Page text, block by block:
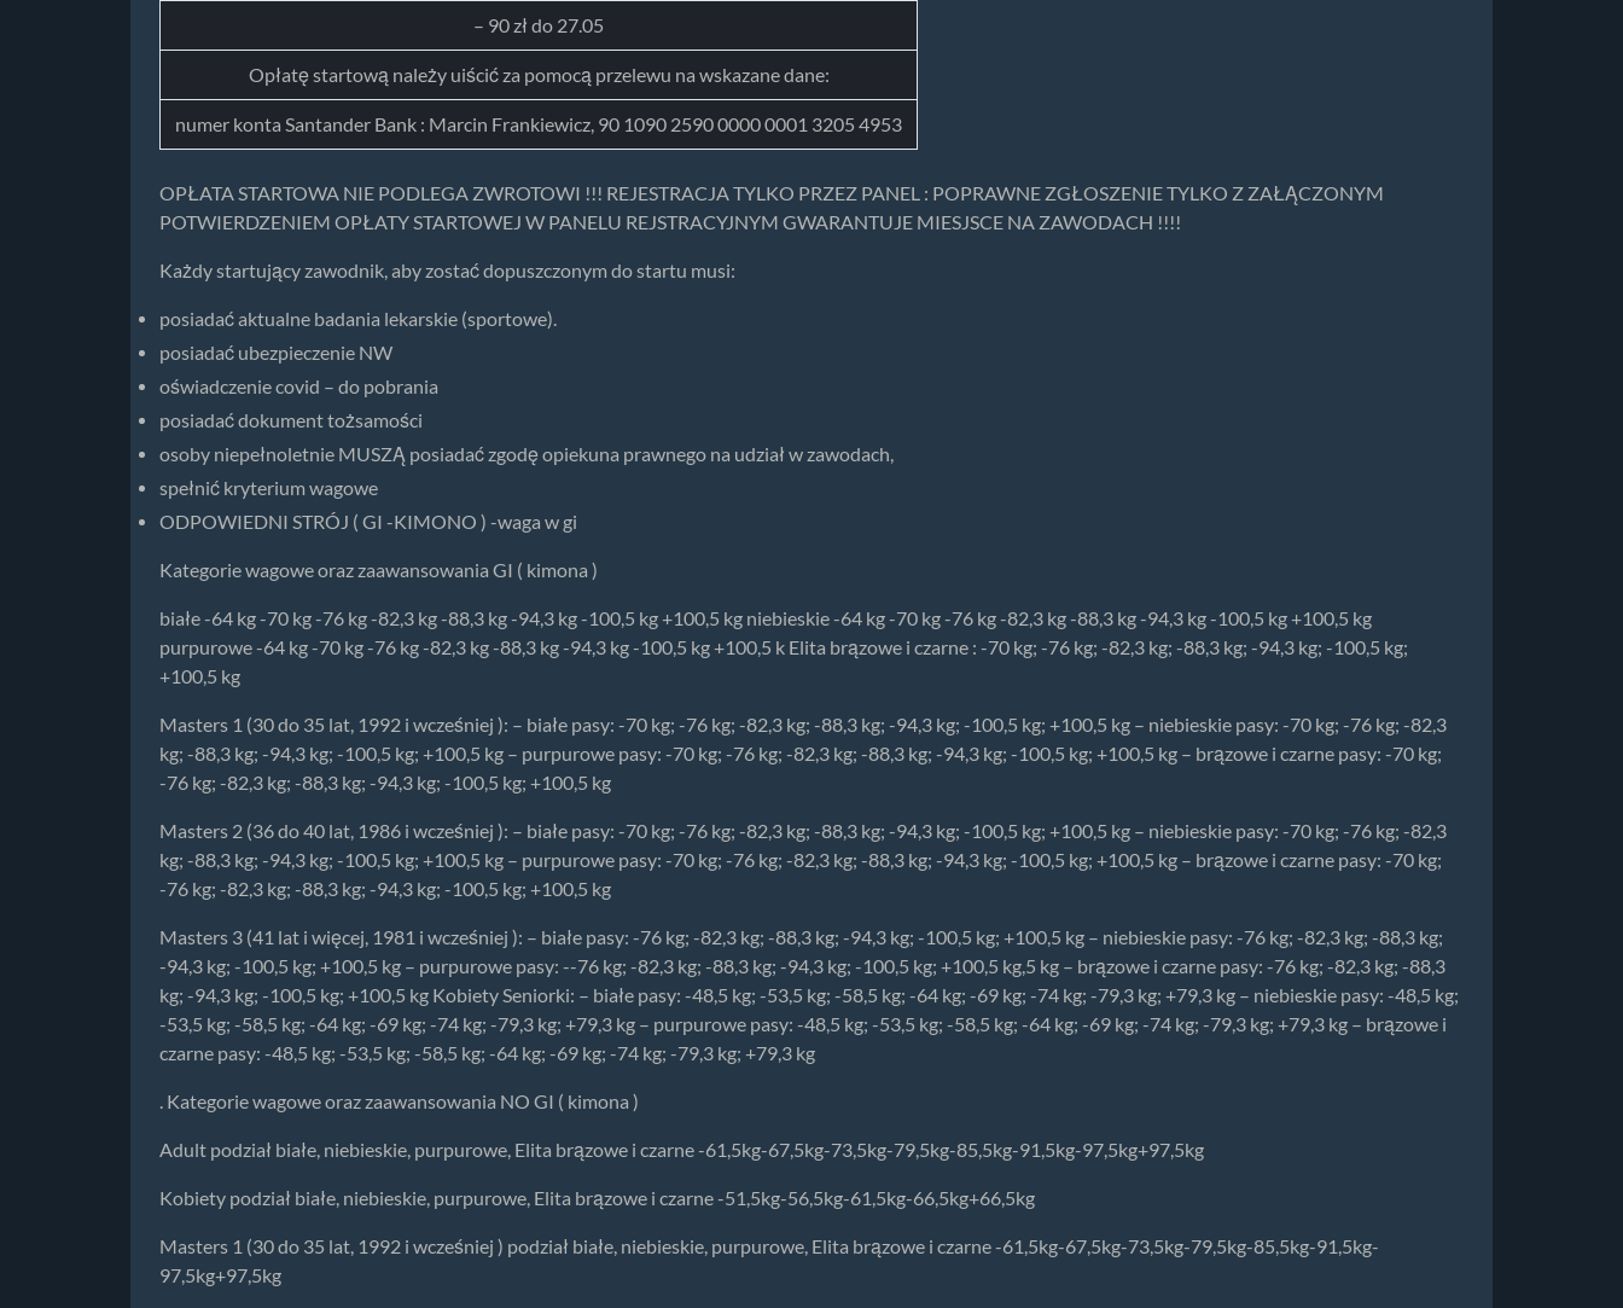
– 90 zł do 27.05
Opłatę startową należy uiścić za pomocą przelewu na wskazane dane:
numer konta Santander Bank : Marcin Frankiewicz, 90 1090 2590 0000 0001 3205 4953
OPŁATA STARTOWA NIE PODLEGA ZWROTOWI !!! REJESTRACJA TYLKO PRZEZ PANEL : POPRAWNE ZGŁOSZENIE TYLKO Z ZAŁĄCZONYM
POTWIERDZENIEM OPŁATY STARTOWEJ W PANELU REJSTRACYJNYM GWARANTUJE MIESJSCE NA ZAWODACH !!!!
Każdy startujący zawodnik, aby zostać dopuszczonym do startu musi:
posiadać aktualne badania lekarskie (sportowe).
posiadać ubezpieczenie NW
oświadczenie covid – do pobrania
posiadać dokument tożsamości
osoby niepełnoletnie MUSZĄ posiadać zgodę opiekuna prawnego na udział w zawodach,
spełnić kryterium wagowe
ODPOWIEDNI STRÓJ ( GI -KIMONO ) -waga w gi
Kategorie wagowe oraz zaawansowania GI ( kimona )
białe -64 kg -70 kg -76 kg -82,3 kg -88,3 kg -94,3 kg -100,5 kg +100,5 kg niebieskie -64 kg -70 kg -76 kg -82,3 kg -88,3 kg -94,3 kg -100,5 kg +100,5 kg
purpurowe -64 kg -70 kg -76 kg -82,3 kg -88,3 kg -94,3 kg -100,5 kg +100,5 k Elita brązowe i czarne : -70 kg; -76 kg; -82,3 kg; -88,3 kg; -94,3 kg; -100,5 kg;
+100,5 kg
Masters 1 (30 do 35 lat, 1992 i wcześniej ): – białe pasy: -70 kg; -76 kg; -82,3 kg; -88,3 kg; -94,3 kg; -100,5 kg; +100,5 kg – niebieskie pasy: -70 kg; -76 kg; -82,3
kg; -88,3 kg; -94,3 kg; -100,5 kg; +100,5 kg – purpurowe pasy: -70 kg; -76 kg; -82,3 kg; -88,3 kg; -94,3 kg; -100,5 kg; +100,5 kg – brązowe i czarne pasy: -70 kg;
-76 kg; -82,3 kg; -88,3 kg; -94,3 kg; -100,5 kg; +100,5 kg
Masters 2 (36 do 40 lat, 1986 i wcześniej ): – białe pasy: -70 kg; -76 kg; -82,3 kg; -88,3 kg; -94,3 kg; -100,5 kg; +100,5 kg – niebieskie pasy: -70 kg; -76 kg; -82,3
kg; -88,3 kg; -94,3 kg; -100,5 kg; +100,5 kg – purpurowe pasy: -70 kg; -76 kg; -82,3 kg; -88,3 kg; -94,3 kg; -100,5 kg; +100,5 kg – brązowe i czarne pasy: -70 kg;
-76 kg; -82,3 kg; -88,3 kg; -94,3 kg; -100,5 kg; +100,5 kg
Masters 3 (41 lat i więcej, 1981 i wcześniej ): – białe pasy: -76 kg; -82,3 kg; -88,3 kg; -94,3 kg; -100,5 kg; +100,5 kg – niebieskie pasy: -76 kg; -82,3 kg; -88,3 kg;
-94,3 kg; -100,5 kg; +100,5 kg – purpurowe pasy: --76 kg; -82,3 kg; -88,3 kg; -94,3 kg; -100,5 kg; +100,5 kg,5 kg – brązowe i czarne pasy: -76 kg; -82,3 kg; -88,3
kg; -94,3 kg; -100,5 kg; +100,5 kg Kobiety Seniorki: – białe pasy: -48,5 kg; -53,5 kg; -58,5 kg; -64 kg; -69 kg; -74 kg; -79,3 kg; +79,3 kg – niebieskie pasy: -48,5 kg;
-53,5 kg; -58,5 kg; -64 kg; -69 kg; -74 kg; -79,3 kg; +79,3 kg – purpurowe pasy: -48,5 kg; -53,5 kg; -58,5 kg; -64 kg; -69 kg; -74 kg; -79,3 kg; +79,3 kg – brązowe i
czarne pasy: -48,5 kg; -53,5 kg; -58,5 kg; -64 kg; -69 kg; -74 kg; -79,3 kg; +79,3 kg
. Kategorie wagowe oraz zaawansowania NO GI ( kimona )
Adult podział białe, niebieskie, purpurowe, Elita brązowe i czarne -61,5kg-67,5kg-73,5kg-79,5kg-85,5kg-91,5kg-97,5kg+97,5kg
Kobiety podział białe, niebieskie, purpurowe, Elita brązowe i czarne -51,5kg-56,5kg-61,5kg-66,5kg+66,5kg
Masters 1 (30 do 35 lat, 1992 i wcześniej ) podział białe, niebieskie, purpurowe, Elita brązowe i czarne -61,5kg-67,5kg-73,5kg-79,5kg-85,5kg-91,5kg-
97,5kg+97,5kg